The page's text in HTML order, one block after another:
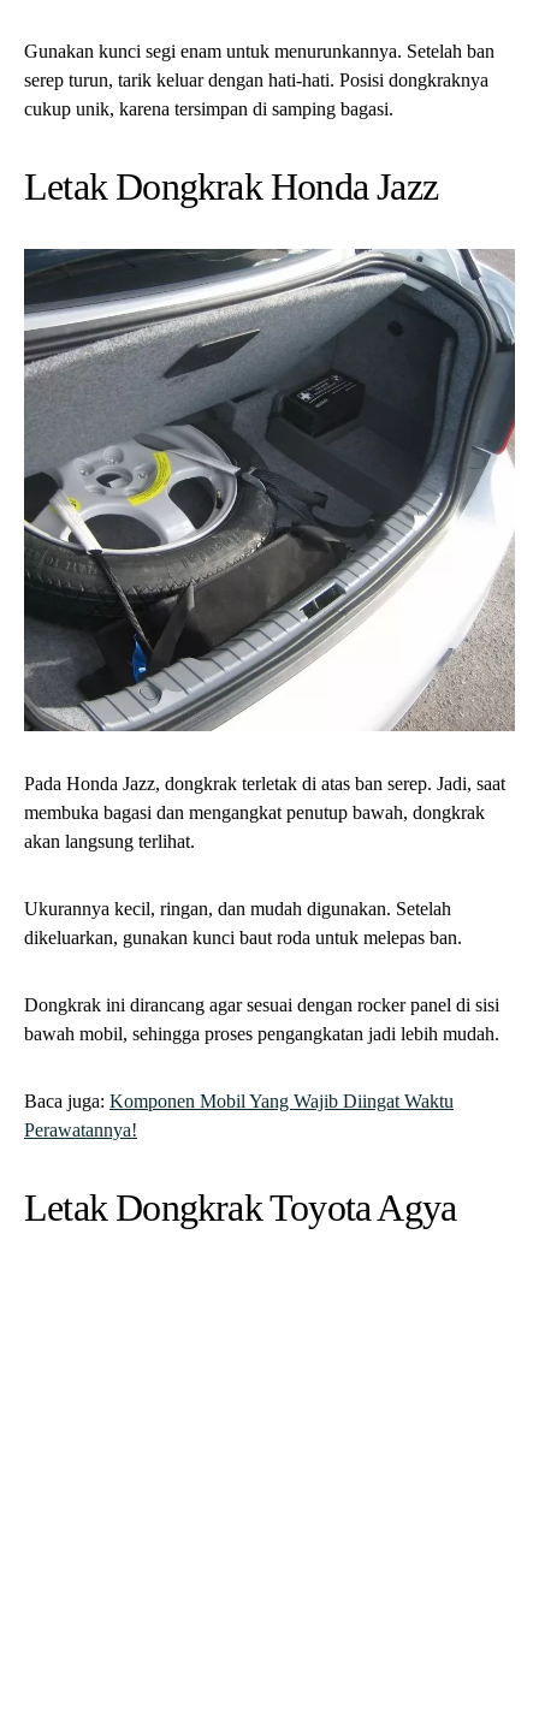
Gunakan kunci segi enam untuk menurunkannya. Setelah ban
serep turun, tarik keluar dengan hati-hati. Posisi dongkraknya
cukup unik, karena tersimpan di samping bagasi.
Letak Dongkrak Honda Jazz
Pada Honda Jazz, dongkrak terletak di atas ban serep. Jadi, saat
membuka bagasi dan mengangkat penutup bawah, dongkrak
akan langsung terlihat.
Ukurannya kecil, ringan, dan mudah digunakan. Setelah
dikeluarkan, gunakan kunci baut roda untuk melepas ban.
Dongkrak ini dirancang agar sesuai dengan rocker panel di sisi
bawah mobil, sehingga proses pengangkatan jadi lebih mudah.
Baca juga: Komponen Mobil Yang Wajib Diingat Waktu
Perawatannya!
Letak Dongkrak Toyota Agya